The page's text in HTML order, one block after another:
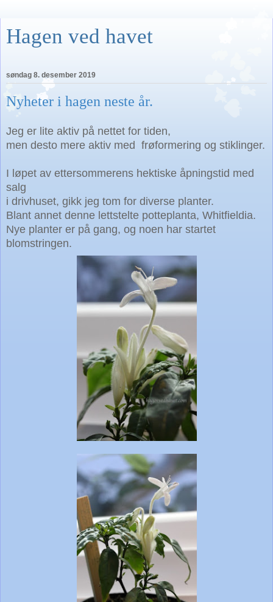
Hagen ved havet
søndag 8. desember 2019
Nyheter i hagen neste år.
Jeg er lite aktiv på nettet for tiden,
men desto mere aktiv med frøformering og stiklinger.
I løpet av ettersommerens hektiske åpningstid med
salg
i drivhuset, gikk jeg tom for diverse planter.
Blant annet denne lettstelte potteplanta, Whitfieldia.
Nye planter er på gang, og noen har startet
blomstringen.